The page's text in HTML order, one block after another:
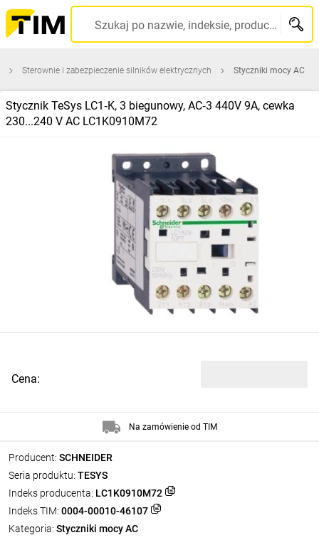
Szukaj po nazwie, indeksie, producencie, kodzie kreskowym...
Sterownie i zabezpieczenie silników elektrycznych Styczniki mocy AC
Stycznik TeSys LC1‑K, 3 biegunowy, AC‑3 440V 9A, cewka
230...240 V AC LC1K0910M72
Producent: SCHNEIDER
Seria produktu: TESYS
Indeks producenta: LC1K0910M72
Indeks TIM: 0004-00010-46107
Kategoria: Styczniki mocy AC
Cena:
Na zamówienie od TIM